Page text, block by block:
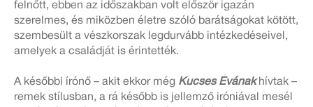
felnőtt, ebben az időszakban volt először igazán
szerelmes, és miközben életre szóló barátságokat kötött,
szembesült a vészkorszak legdurvább intézkedéseivel,
amelyek a családját is érintették.
A későbbi írónő – akit ekkor még Kucses Évánakhívtak –
remek stílusban, a rá később is jellemző iróniával mesél